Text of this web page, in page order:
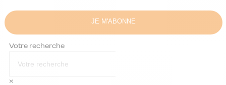
Votre recherche
×